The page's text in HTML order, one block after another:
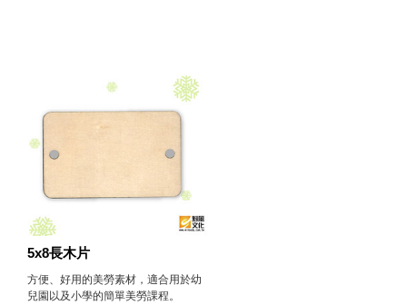
5x8長木片
方便、好用的美勞素材，適合用於幼
兒園以及小學的簡單美勞課程。